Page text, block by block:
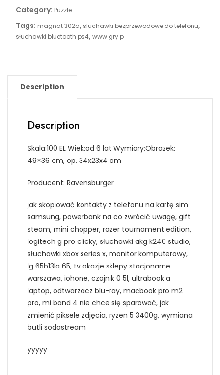
Category: Puzzle
Tags: magnat 302a, sluchawki bezprzewodowe do telefonu,
słuchawki bluetooth ps4, www gry p
Description
Description
Skala:100 EL Wiek:od 6 lat Wymiary:Obrazek:
49×36 cm, op. 34x23x4 cm
Producent: Ravensburger
jak skopiować kontakty z telefonu na kartę sim
samsung, powerbank na co zwrócić uwagę, gift
steam, mini chopper, razer tournament edition,
logitech g pro clicky, słuchawki akg k240 studio,
słuchawki xbox series x, monitor komputerowy,
lg 65b13la 65, tv okazje sklepy stacjonarne
warszawa, iohone, czajnik 0 5l, ultrabook a
laptop, odtwarzacz blu-ray, macbook pro m2
pro, mi band 4 nie chce się sparować, jak
zmienić piksele zdjęcia, ryzen 5 3400g, wymiana
butli sodastream
yyyyy